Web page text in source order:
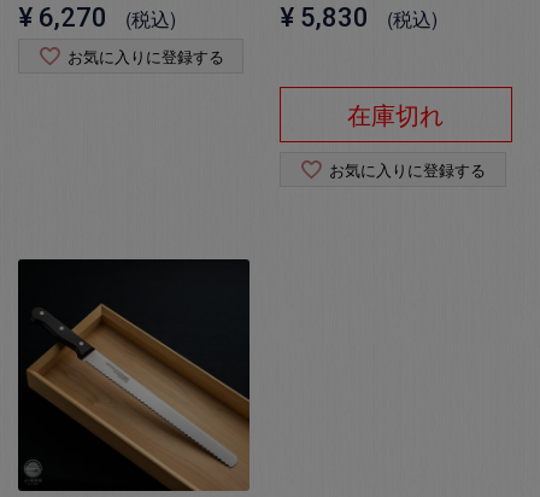
¥ 6,270 税込
お気に入りに登録する
¥ 5,830 税込
在庫切れ
お気に入りに登録する